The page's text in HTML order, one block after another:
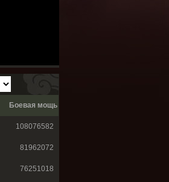
Боевая мощь
108076582
81962072
76251018